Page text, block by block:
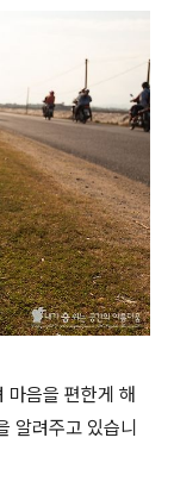
마음을 편한게 해
알려주고 있습니